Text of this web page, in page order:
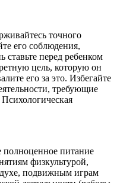
точного
его соблюдения,
перед ребенком
цель, которую он
его за это. Избегайте
требующие
питание
физкультурой,
подвижным играм